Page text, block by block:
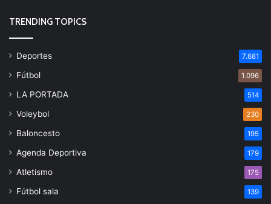
TRENDING TOPICS
Deportes 7.681
Fútbol 1.096
LA PORTADA 514
Voleybol 230
Baloncesto 195
Agenda Deportiva 179
Atletismo 175
Fútbol sala 139